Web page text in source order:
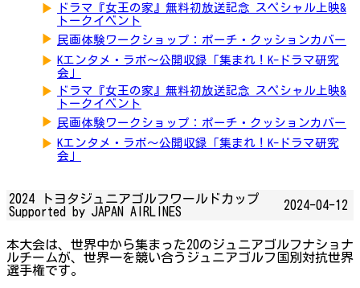
▶
ドラマ『女王の家』無料初放送記念 スペシャル上映&
トークイベント
▶ 民画体験ワークショップ：ポーチ・クッションカバー
▶ Kエンタメ・ラボ～公開収録「集まれ！K-ドラマ研究
会」
▶
ドラマ『女王の家』無料初放送記念 スペシャル上映&
トークイベント
▶ 民画体験ワークショップ：ポーチ・クッションカバー
▶ Kエンタメ・ラボ～公開収録「集まれ！K-ドラマ研究
会」
2024 トヨタジュニアゴルフワールドカップ
Supported by JAPAN AIRLINES
2024-04-12
本大会は、世界中から集まった20のジュニアゴルフナショナ
ルチームが、世界一を競い合うジュニアゴルフ国別対抗世界
選手権です。